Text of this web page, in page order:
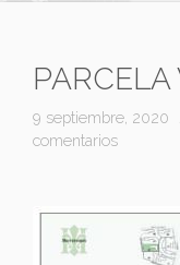
PARCELA
9 septiembre, 2020
comentarios